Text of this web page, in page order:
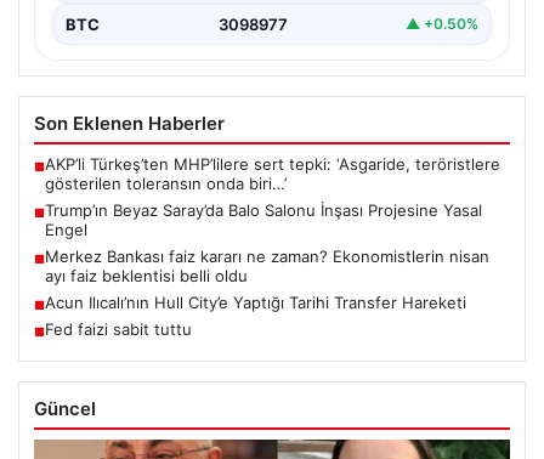
BTC 3098977 ▲ +0.50%
Son Eklenen Haberler
■AKP’li Türkeş’ten MHP’lilere sert tepki: ‘Asgaride, teröristlere
gösterilen toleransın onda biri…’
■Trump’ın Beyaz Saray’da Balo Salonu İnşası Projesine Yasal
Engel
■Merkez Bankası faiz kararı ne zaman? Ekonomistlerin nisan
ayı faiz beklentisi belli oldu
■Acun Ilıcalı’nın Hull City’e Yaptığı Tarihi Transfer Hareketi
■Fed faizi sabit tuttu
Güncel